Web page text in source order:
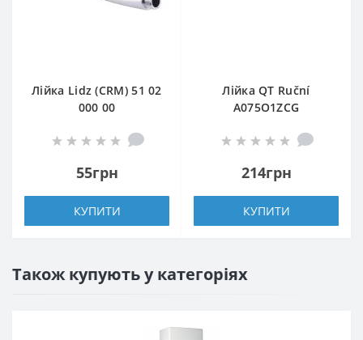
Лійка Lidz (CRM) 51 02
000 00
55грн
КУПИТИ
Лійка QT Ruční
A075O1ZCG
214грн
КУПИТИ
Також купують у категоріях